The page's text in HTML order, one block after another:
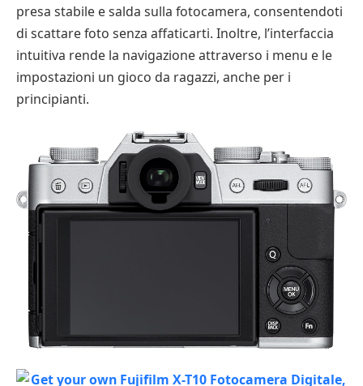
presa stabile e salda sulla fotocamera, consentendoti
di scattare foto senza affaticarti. Inoltre, l’interfaccia
intuitiva rende la navigazione attraverso i menu e le
impostazioni un gioco da ragazzi, anche per i
principianti.